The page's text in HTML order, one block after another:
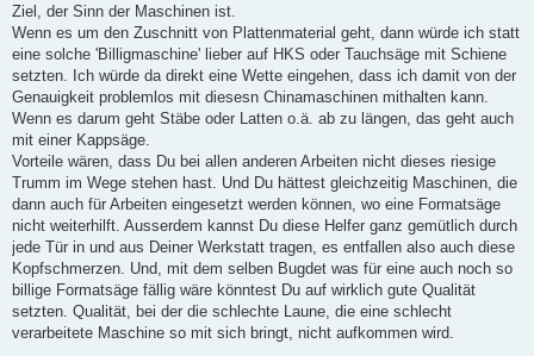
Ziel, der Sinn der Maschinen ist.
Wenn es um den Zuschnitt von Plattenmaterial geht, dann würde ich statt
eine solche 'Billigmaschine' lieber auf HKS oder Tauchsäge mit Schiene
setzten. Ich würde da direkt eine Wette eingehen, dass ich damit von der
Genauigkeit problemlos mit diesesn Chinamaschinen mithalten kann.
Wenn es darum geht Stäbe oder Latten o.ä. ab zu längen, das geht auch
mit einer Kappsäge.
Vorteile wären, dass Du bei allen anderen Arbeiten nicht dieses riesige
Trumm im Wege stehen hast. Und Du hättest gleichzeitig Maschinen, die
dann auch für Arbeiten eingesetzt werden können, wo eine Formatsäge
nicht weiterhilft. Ausserdem kannst Du diese Helfer ganz gemütlich durch
jede Tür in und aus Deiner Werkstatt tragen, es entfallen also auch diese
Kopfschmerzen. Und, mit dem selben Bugdet was für eine auch noch so
billige Formatsäge fällig wäre könntest Du auf wirklich gute Qualität
setzten. Qualität, bei der die schlechte Laune, die eine schlecht
verarbeitete Maschine so mit sich bringt, nicht aufkommen wird.